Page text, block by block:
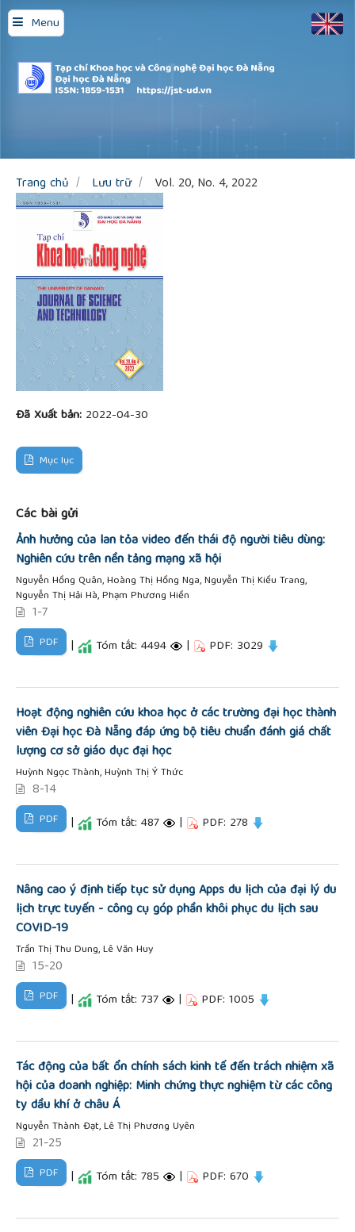
Menu
Quick
jump
to
page
content
Main
Sidebar
Trang chủ Lưu trữ Vol. 20, No. 4, 2022
Đã Xuất bản: 2022-04-30
Mục lục
Các bài gửi
Ảnh hưởng của lan tỏa video đến thái độ người tiêu dùng:
Nghiên cứu trên nền tảng mạng xã hội
Nguyễn Hồng Quân, Hoàng Thị Hồng Nga, Nguyễn Thị Kiều Trang,
Nguyễn Thị Hải Hà, Phạm Phương Hiền
1-7
PDF | Tóm tắt: 4494 | PDF: 3029
Hoạt động nghiên cứu khoa học ở các trường đại học thành
viên Đại học Đà Nẵng đáp ứng bộ tiêu chuẩn đánh giá chất
lượng cơ sở giáo dục đại học
Huỳnh Ngọc Thành, Huỳnh Thị Ý Thức
8-14
PDF | Tóm tắt: 487 | PDF: 278
Nâng cao ý định tiếp tục sử dụng Apps du lịch của đại lý du
lịch trực tuyến - công cụ góp phần khôi phục du lịch sau
COVID-19
Trần Thị Thu Dung, Lê Văn Huy
15-20
PDF | Tóm tắt: 737 | PDF: 1005
Tác động của bất ổn chính sách kinh tế đến trách nhiệm xã
hội của doanh nghiệp: Minh chứng thực nghiệm từ các công
ty dầu khí ở châu Á
Nguyễn Thành Đạt, Lê Thị Phương Uyên
21-25
PDF | Tóm tắt: 785 | PDF: 670